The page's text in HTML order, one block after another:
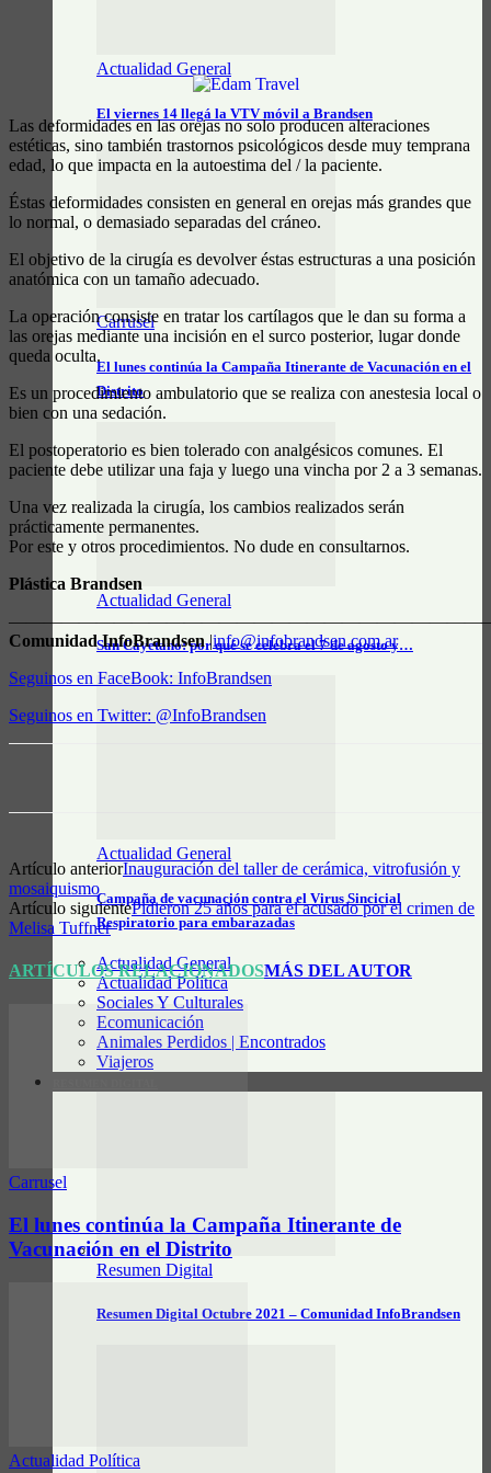
Actualidad General
El viernes 14 llegá la VTV móvil a Brandsen
Carrusel
El lunes continúa la Campaña Itinerante de Vacunación en el
Distrito
Actualidad General
San Cayetano: por qué se celebra el 7 de agosto y…
Actualidad General
Campaña de vacunación contra el Virus Sincicial
Respiratorio para embarazadas
Actualidad General
Actualidad Política
Sociales Y Culturales
Ecomunicación
Animales Perdidos | Encontrados
Viajeros
Resumen Digital
Resumen Digital Octubre 2021 – Comunidad InfoBrandsen
Las deformidades en las orejas no solo producen alteraciones
estéticas, sino también trastornos psicológicos desde muy temprana
edad, lo que impacta en la autoestima del / la paciente.
Éstas deformidades consisten en general en orejas más grandes que
lo normal, o demasiado separadas del cráneo.
El objetivo de la cirugía es devolver éstas estructuras a una posición
anatómica con un tamaño adecuado.
La operación consiste en tratar los cartílagos que le dan su forma a
las orejas mediante una incisión en el surco posterior, lugar donde
queda oculta.
Es un procedimiento ambulatorio que se realiza con anestesia local o
bien con una sedación.
El postoperatorio es bien tolerado con analgésicos comunes. El
paciente debe utilizar una faja y luego una vincha por 2 a 3 semanas.
Una vez realizada la cirugía, los cambios realizados serán
prácticamente permanentes.
Por este y otros procedimientos. No dude en consultarnos.
Plástica Brandsen
Comunidad InfoBrandsen|info@infobrandsen.com.ar
Seguinos en FaceBook: InfoBrandsen
Seguinos en Twitter: @InfoBrandsen
Artículo anteriorInauguración del taller de cerámica, vitrofusión y
mosaiquismo
Artículo siguientePidieron 25 años para el acusado por el crimen de
Melisa Tuffner
ARTÍCULOS RELACIONADOSMÁS DEL AUTOR
Carrusel
El lunes continúa la Campaña Itinerante de
Vacunación en el Distrito
Actualidad Política